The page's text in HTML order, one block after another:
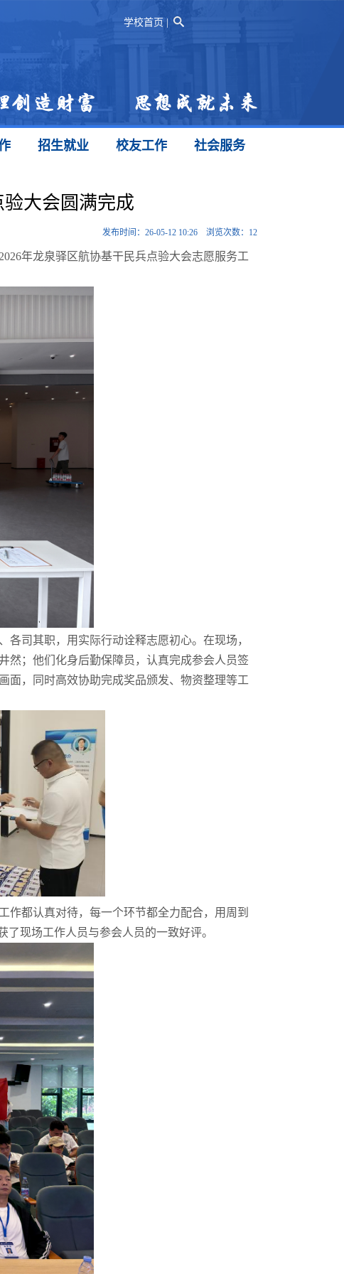
学校首页
招生就业 校友工作 社会服务
大会圆满完成
发布时间： 26-05-12 10:26 浏览次数： 12
年龙泉驿区航协基干民兵点验大会志愿服务工
司其职，用实际行动诠释志愿初心。在现场，
然；他们化身后勤保障员，认真完成参会人员签
面，同时高效协助完成奖品颁发、物资整理等工
作都认真对待，每一个环节都全力配合，用周到
现场工作人员与参会人员的一致好评。